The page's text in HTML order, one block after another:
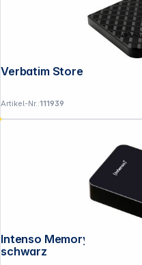
Artikel-Nr.:111939
Intenso Memory Center 8TB 3,5" USB 3.2 Gen 1x1
schwarz